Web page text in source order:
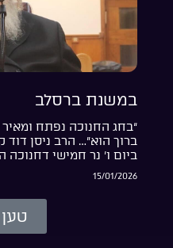
במשנת ברסלב
“בחג החנוכה נפתח
ברוך הוא”… הרב ניסן
ביום ו’ נר חמישי דחנוכה
15/01/2026